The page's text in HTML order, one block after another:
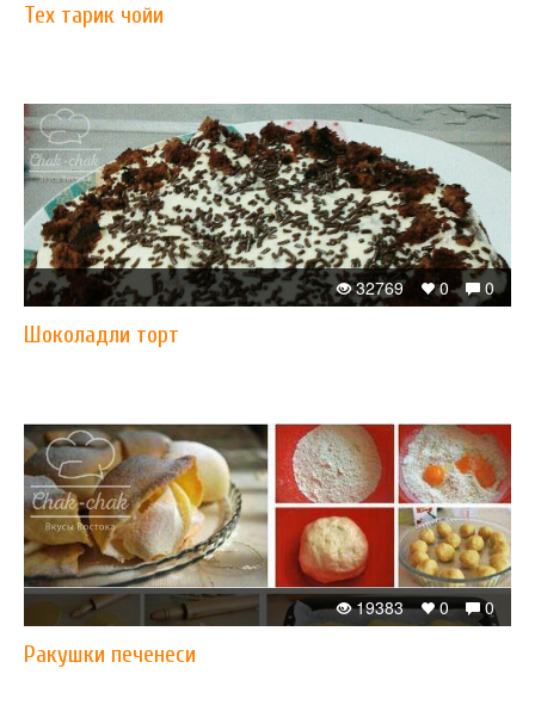
Теx тарик чойи
0
0
32769
Шоколадли торт
0
0
19383
Ракушки печенеси